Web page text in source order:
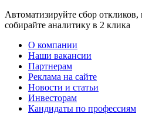
Автоматизируйте сбор откликов,
собирайте аналитику в 2 клика
О компании
Наши вакансии
Партнерам
Реклама на сайте
Новости и статьи
Инвесторам
Кандидаты по профессиям